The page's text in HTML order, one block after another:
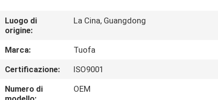
DI
NOI
VISITA
ALLA
Luogo di
origine:
La Cina, Guangdong
Marca:
Tuofa
Certificazione:
ISO9001
Numero di
OEM